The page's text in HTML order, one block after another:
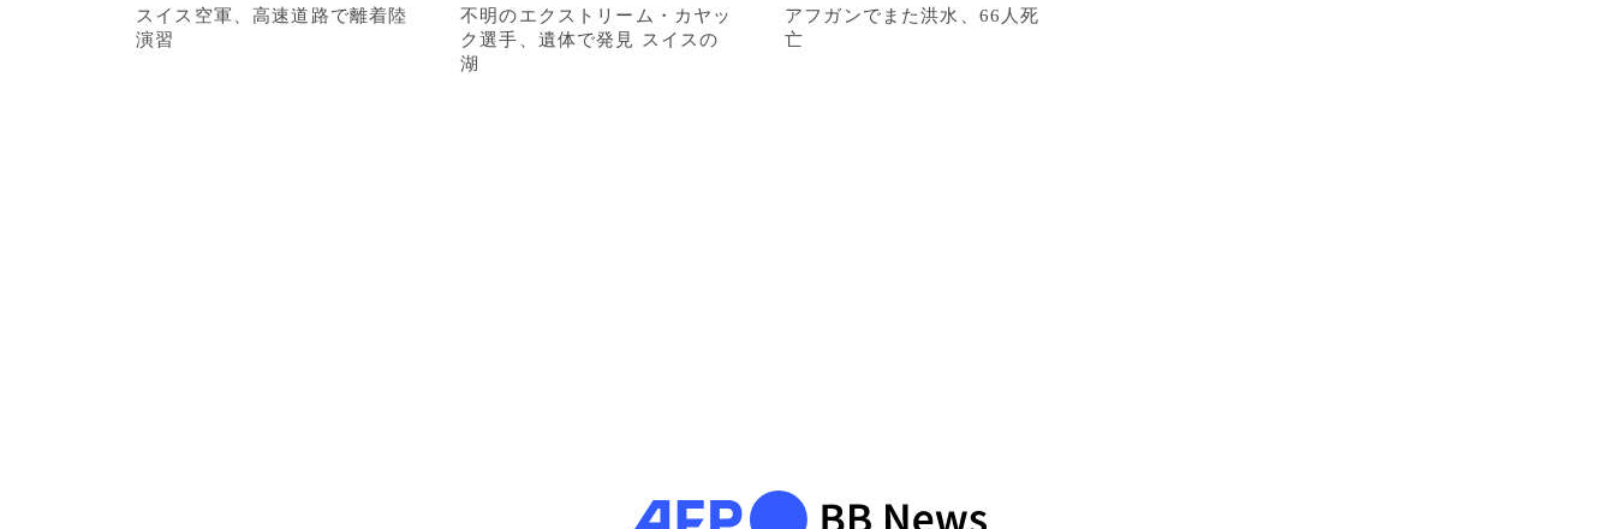
スイス空軍、高速道路で離着陸
演習
不明のエクストリーム・カヤッ
ク選手、遺体で発見 スイスの
湖
アフガンでまた洪水、66人死
亡